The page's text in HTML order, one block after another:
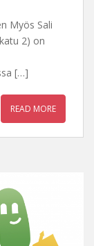
Myös Sali
2) on
[…]
READ MORE